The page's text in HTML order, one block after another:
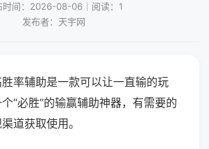
时间：2026-08-06｜阅读：1
发布者：天宇网
率辅助是一款可以让一直输的玩
“必胜”的输赢辅助神器，有需要的
道获取使用。